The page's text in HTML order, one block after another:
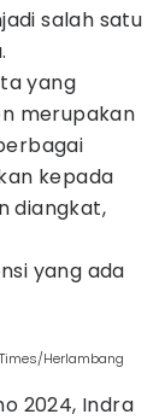
salah satu
yang
merupakan
kepada
diangkat,
yang ada
Herlambang
2024, Indra